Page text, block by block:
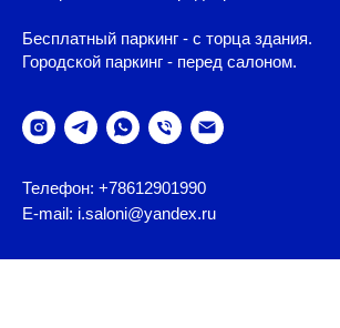
Бесплатный паркинг - с торца здания.
Городской паркинг - перед салоном.
Телефон: +78612901990
E-mail: i.saloni@yandex.ru